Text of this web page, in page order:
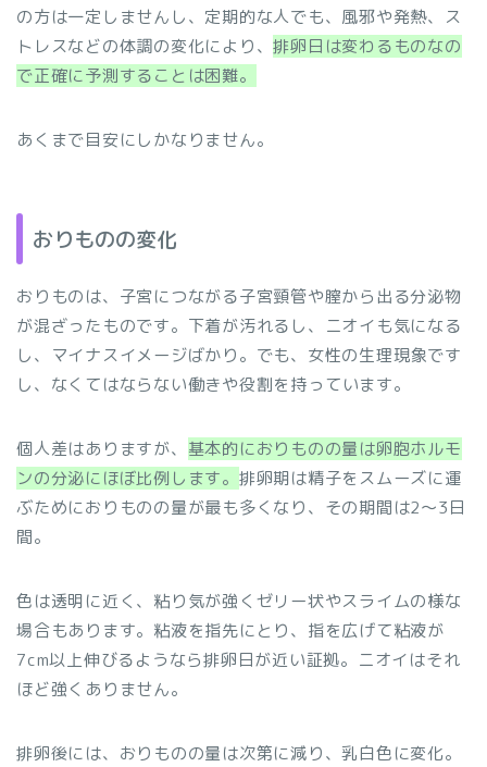
の方は一定しませんし、定期的な人でも、風邪や発熱、ス
トレスなどの体調の変化により、排卵日は変わるものなの
で正確に予測することは困難。
あくまで目安にしかなりません。
おりものの変化
おりものは、子宮につながる子宮頸管や膣から出る分泌物
が混ざったものです。下着が汚れるし、ニオイも気になる
し、マイナスイメージばかり。でも、女性の生理現象です
し、 なくてはならない働きや役割を持っています。
個人差はありますが、 基本的におりものの量は卵胞ホルモ
ンの分泌にほぼ比例します。 排卵期は精子をスムーズに運
ぶためにおりものの量が最も多くなり、その期間は2～3日
間。
色は透明に近く、粘り気が強くゼリー状やスライムの様な
場合もあります。粘液を指先にとり、指を広げて粘液が
7cm以上伸びるようなら排卵日が近い証拠。ニオイはそれ
ほど強くありません。
排卵後には、おりものの量は次第に減り、乳白色に変化。